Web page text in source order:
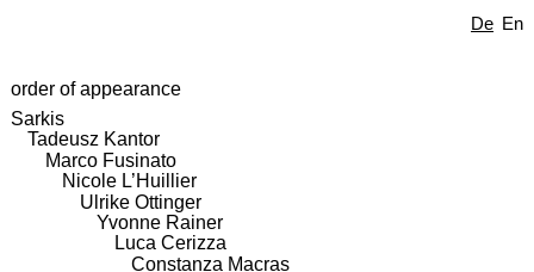
De En
order of appearance
Sarkis
Tadeusz Kantor
Marco Fusinato
Nicole L’Huillier
Ulrike Ottinger
Yvonne Rainer
Luca Cerizza
Constanza Macras